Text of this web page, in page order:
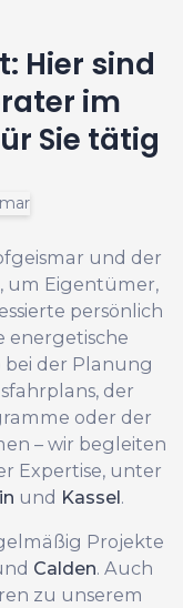
Hier sind
im
Sie tätig
und der
um Eigentümer,
persönlich
energetische
der Planung
der
oder der
– wir begleiten
Expertise, unter
und Kassel.
Projekte
Calden. Auch
zu unserem